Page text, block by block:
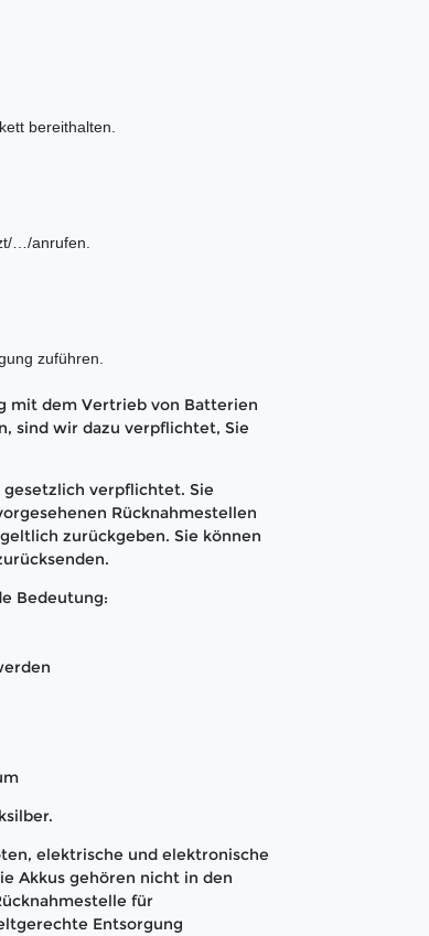
bereithalten.
…/anrufen.
zuführen.
mit dem Vertrieb von Batterien
sind wir dazu verpflichtet, Sie
verpflichtet. Sie
Rücknahmestellen
zurückgeben. Sie können
Bedeutung:
elektrische und elektronische
Akkus gehören nicht in den
für
Entsorgung